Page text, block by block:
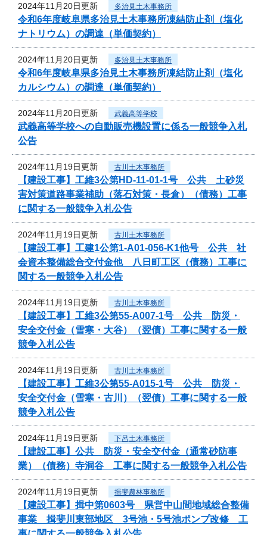
2024年11月20日更新 多治見土木事務所
令和6年度岐阜県多治見土木事務所凍結防止剤（塩化
ナトリウム）の調達（単価契約）
2024年11月20日更新 多治見土木事務所
令和6年度岐阜県多治見土木事務所凍結防止剤（塩化
カルシウム）の調達（単価契約）
2024年11月20日更新 武義高等学校
武義高等学校への自動販売機設置に係る一般競争入札
公告
2024年11月19日更新 古川土木事務所
【建設工事】工維3公第HD-11-01-1号 公共 土砂災
害対策道路事業補助（落石対策・長倉）（債務）工事
に関する一般競争入札公告
2024年11月19日更新 古川土木事務所
【建設工事】工建1公第1-A01-056-K1他号 公共 社
会資本整備総合交付金他 八日町工区（債務）工事に
関する一般競争入札公告
2024年11月19日更新 古川土木事務所
【建設工事】工維3公第55-A007-1号 公共 防災・
安全交付金（雪寒・大谷）（翌債）工事に関する一般
競争入札公告
2024年11月19日更新 古川土木事務所
【建設工事】工維3公第55-A015-1号 公共 防災・
安全交付金（雪寒・古川）（翌債）工事に関する一般
競争入札公告
2024年11月19日更新 下呂土木事務所
【建設工事】公共 防災・安全交付金（通常砂防事
業）（債務）寺洞谷 工事に関する一般競争入札公告
2024年11月19日更新 揖斐農林事務所
【建設工事】揖中第0603号 県営中山間地域総合整備
事業 揖斐川東部地区 3号池・5号池ポンプ改修 工